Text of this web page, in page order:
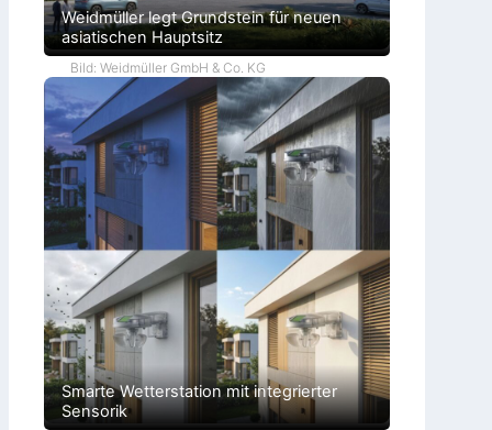
Weidmüller legt Grundstein für neuen
asiatischen Hauptsitz
Bild: Weidmüller GmbH & Co. KG
Smarte Wetterstation mit integrierter
Sensorik